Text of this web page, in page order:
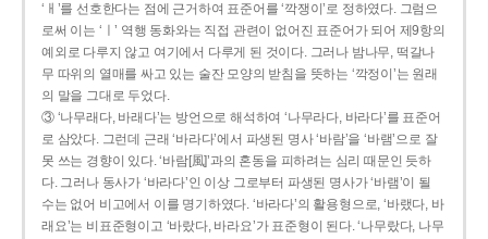
‘ㅐ’를 선호한다는 점에 근거하여 표준어를 ‘깍쟁이’로 정하였다. 그럼으
로써 이는 ‘ㅣ’ 역행 동화와는 직접 관련이 없어진 표준어가 되어 제9항의
예외로 다루지 않고 여기에서 다루게 된 것이다. 그러나 밤나무, 떡갈나
무 따위의 열매를 싸고 있는 술잔 모양의 받침을 뜻하는 ‘깍정이’는 원래
의 말을 그대로 두었다.
③ ‘나무래다, 바래다’는 방언으로 해석하여 ‘나무라다, 바라다’를 표준어
로 삼았다. 그런데 근래 ‘바라다’에서 파생된 명사 ‘바람’을 ‘바램’으로 잘
못 쓰는 경향이 있다. ‘바람[風]’과의 혼동을 피하려는 심리 때문인 듯하
다. 그러나 동사가 ‘바라다’인 이상 그로부터 파생된 명사가 ‘바램’이 될
수는 없어 비고에서 이를 명기하였다. ‘바라다’의 활용형으로, ‘바랬다, 바
래요’는 비표준형이고 ‘바랐다, 바라요’가 표준형이 된다. ‘나무랐다, 나무